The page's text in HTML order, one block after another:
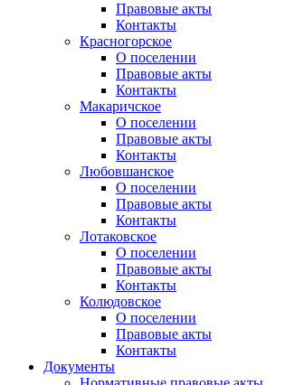
Правовые акты
Контакты
Красногорское
О поселении
Правовые акты
Контакты
Макаричское
О поселении
Правовые акты
Контакты
Любовшанское
О поселении
Правовые акты
Контакты
Лотаковское
О поселении
Правовые акты
Контакты
Колюдовское
О поселении
Правовые акты
Контакты
Документы